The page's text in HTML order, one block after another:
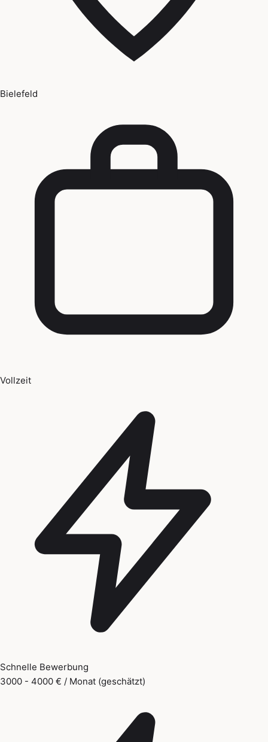
Bielefeld
Vollzeit
Schnelle Bewerbung
3000 - 4000 € / Monat (geschätzt)